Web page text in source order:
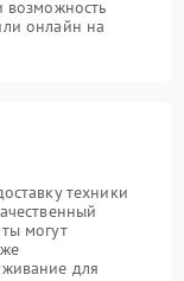
возможность
онлайн на
техники
могут
для